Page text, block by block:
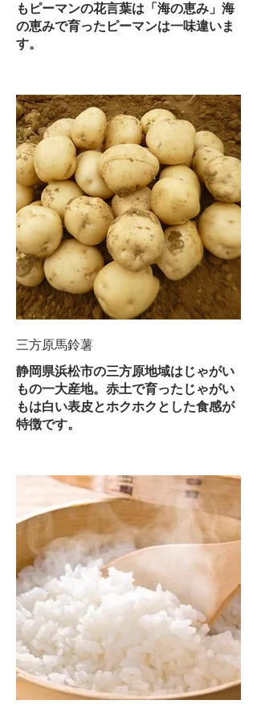
もピーマンの花言葉は「海の恵み」海
の恵みで育ったピーマンは一味違いま
す。
三方原馬鈴薯
静岡県浜松市の三方原地域はじゃがい
もの一大産地。赤土で育ったじゃがい
もは白い表皮とホクホクとした食感が
特徴です。